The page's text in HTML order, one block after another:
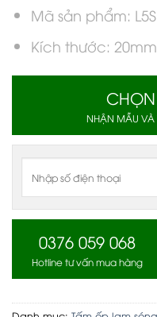
Mã sản phẩm:
Kích thước:
NHẬN MẪU VÀ
0376 059 068
Hotline tư vấn mua hàng